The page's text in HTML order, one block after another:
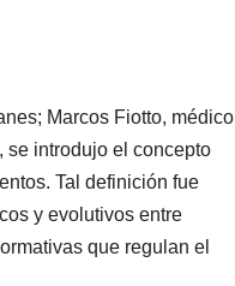
Marcos Fiotto, médico
se introdujo el concepto
Tal definición fue
y evolutivos entre
que regulan el